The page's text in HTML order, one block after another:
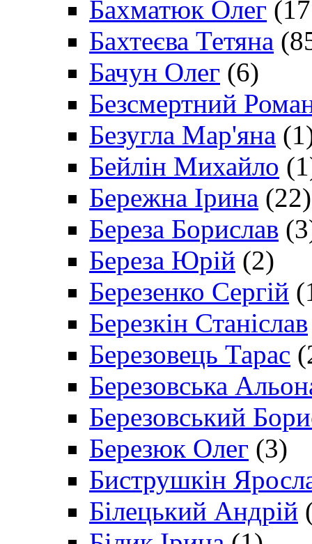
Бахматюк Олег
Бахтеєва Тетяна
Бачун Олег (6)
Безсмертний
Безугла Мар'яна
Бейлін Михайло
Бережна Ірина (22)
Береза Борислав
Береза Юрій (2)
Березенко Сергій
Березкін Станіслав
Березовець Тарас
Березовська
Березовський
Березюк Олег (3)
Биструшкін
Білецький Андрій